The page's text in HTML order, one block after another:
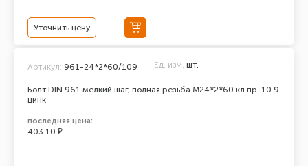
Уточнить цену
Болт DIN 961 мелкий шаг, полная резьба M24*2*60 кл.пр. 10.9
цинк
Артикул: 961-24*2*60/109 Ед. изм. шт.
последняя цена:
403.10 ₽